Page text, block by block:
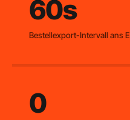
60s
Bestellexport-Intervall ans
0